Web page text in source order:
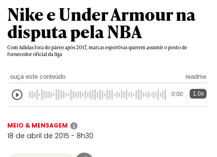
Nike e Under Armour na
disputa pela NBA
Com Adidas fora do páreo após 2017, marcas esportivas querem assumir o posto de
fornecedor oficial da liga
ouça este conteúdo readme
0:00 1.0x
MEIO & MENSAGEM i
18 de abril de 2015 - 8h30